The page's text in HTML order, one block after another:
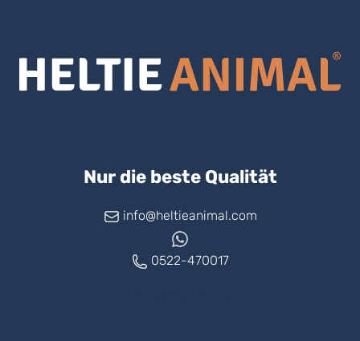
Nur die beste Qualität
info@heltieanimal.com
0522-470017